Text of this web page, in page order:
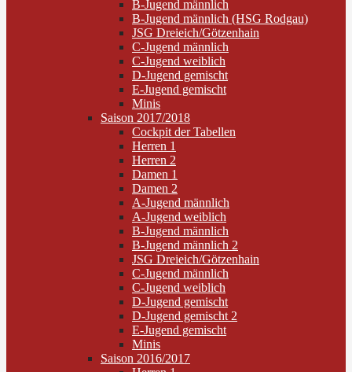
B-Jugend männlich
B-Jugend männlich (HSG Rodgau)
JSG Dreieich/Götzenhain
C-Jugend männlich
C-Jugend weiblich
D-Jugend gemischt
E-Jugend gemischt
Minis
Saison 2017/2018
Cockpit der Tabellen
Herren 1
Herren 2
Damen 1
Damen 2
A-Jugend männlich
A-Jugend weiblich
B-Jugend männlich
B-Jugend männlich 2
JSG Dreieich/Götzenhain
C-Jugend männlich
C-Jugend weiblich
D-Jugend gemischt
D-Jugend gemischt 2
E-Jugend gemischt
Minis
Saison 2016/2017